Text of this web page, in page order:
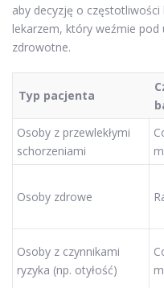
aby decyzję o
lekarzem, który weźmie pod
zdrowotne.
Typ pacjenta
Osoby z przewlekłymi
schorzeniami
Osoby zdrowe
Osoby z czynnikami
ryzyka (np. otyłość)